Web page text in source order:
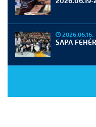
2026.06.16.
SAPA